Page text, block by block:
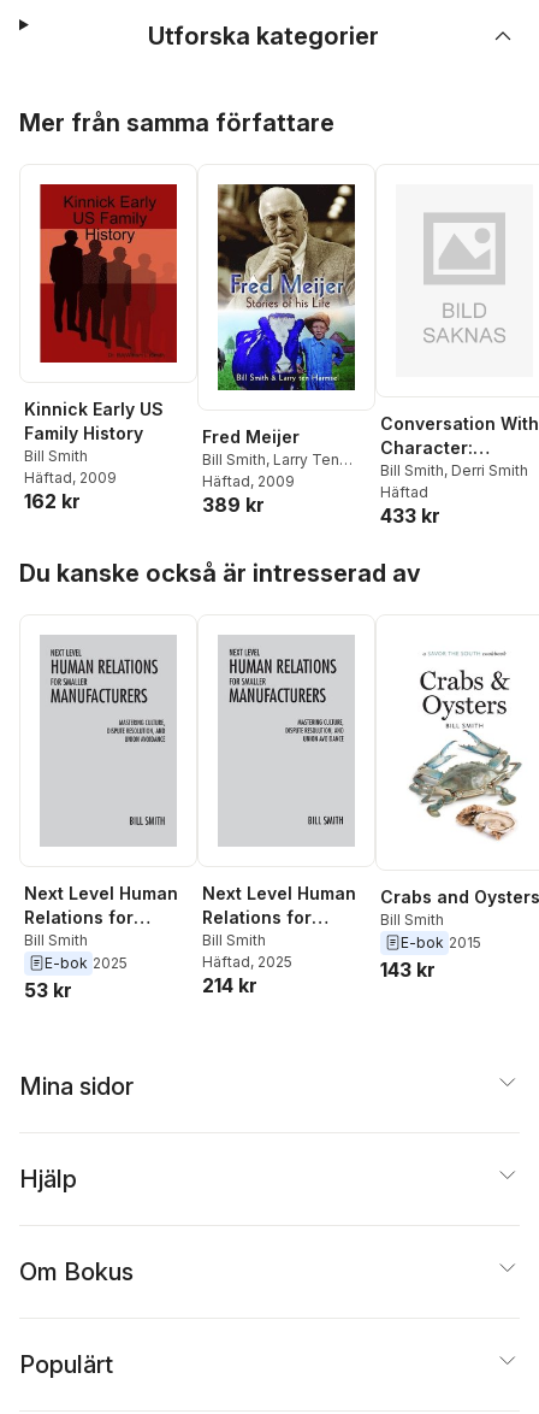
Utforska kategorier
Mer från samma författare
Kinnick Early US
Family History
Bill Smith
Häftad, 2009
162 kr
Fred Meijer
Bill Smith, Larry Ten
Harmsel
Häftad, 2009
389 kr
Conversation With
Character:
Teaching the art
conversation,
"hello" to
Bill Smith, Derri Smith
Häftad
433 kr
Du kanske också är intresserad av
Next Level Human
Relations for
Smaller
Manufacturers
Bill Smith
E-bok 2025
53 kr
Next Level Human
Relations for
Smaller
Manufacturers
Bill Smith
Häftad, 2025
214 kr
Crabs and Oysters
Bill Smith
E-bok 2015
143 kr
Mina sidor
Hjälp
Om Bokus
Populärt